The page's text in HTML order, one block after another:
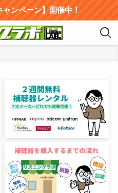
ンペーン】開催中！